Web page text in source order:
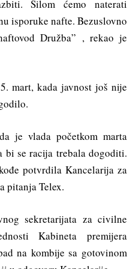
Silom ćemo naterati
isporuke nafte. Bezuslovno
Družba” , rekao je
mart, kada javnost još nije
je vlada početkom marta
bi se racija trebala dogoditi.
potvrdila Kancelarija za
pitanja Telex.
sekretarijata za civilne
Kabineta premijera
na kombije sa gotovinom